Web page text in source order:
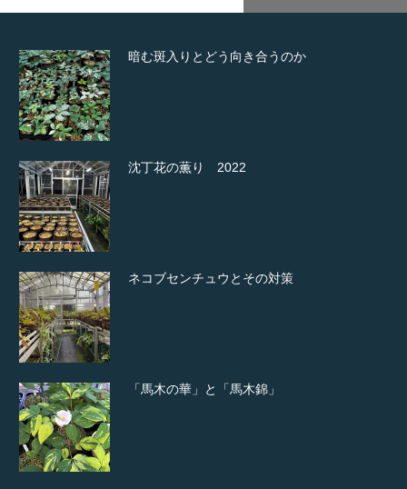
暗む斑入りとどう向き合うのか
沈丁花の薫り 2022
ネコブセンチュウとその対策
「馬木の華」と「馬木錦」